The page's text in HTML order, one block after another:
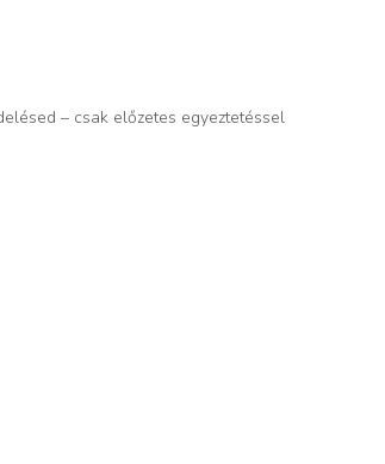
– csak előzetes egyeztetéssel